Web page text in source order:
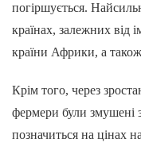
погіршується.
країнах, залежних від
країни Африки, а
Крім того, через
фермери були змушені
позначиться на цінах